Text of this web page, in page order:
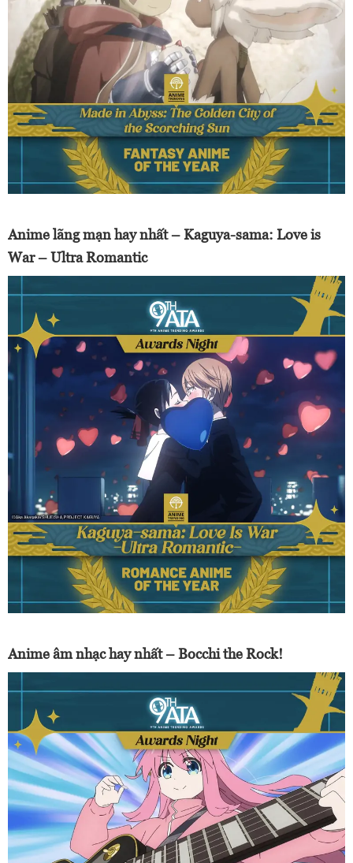
Anime lãng mạn hay nhất – Kaguya-sama: Love is
War – Ultra Romantic
Anime âm nhạc hay nhất – Bocchi the Rock!